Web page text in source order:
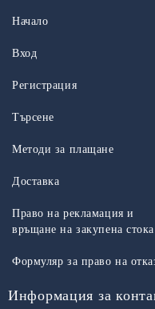
Начало
Вход
Регистрация
Търсене
Методи за плащане
Доставка
Право на рекламация и
връщане на закупена стока
Формуляр за право на
Информация за